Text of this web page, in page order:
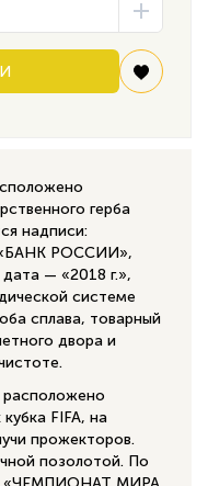
герба
надписи:
РОССИИ»,
— «2018 г.»,
системе
сплава, товарный
двора и
FIFA, на
прожекторов.
позолотой. По